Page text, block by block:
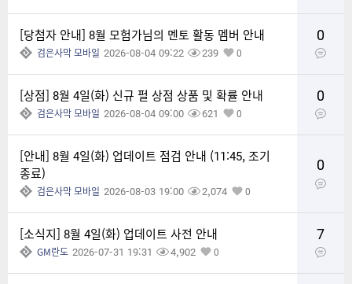
0
[당첨자 안내] 8월 모험가님의 멘토 활동 멤버 안내
검은사막 모바일 2026-08-04 09:22 239 0
0
[상점] 8월 4일(화) 신규 펄 상점 상품 및 확률 안내
검은사막 모바일 2026-08-04 09:00 621 0
0
[안내] 8월 4일(화) 업데이트 점검 안내 (11:45, 조기
종료)
검은사막 모바일 2026-08-03 19:00 2,074 0
7
[소식지] 8월 4일(화) 업데이트 사전 안내
GM란도 2026-07-31 19:31 4,902 0